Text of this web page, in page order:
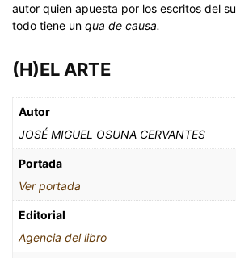
autor quien apuesta por los escritos del
todo tiene un qua de causa.
(H)EL ARTE
Autor
JOSÉ MIGUEL OSUNA CERVANTES
Portada
Ver portada
Editorial
Agencia del libro